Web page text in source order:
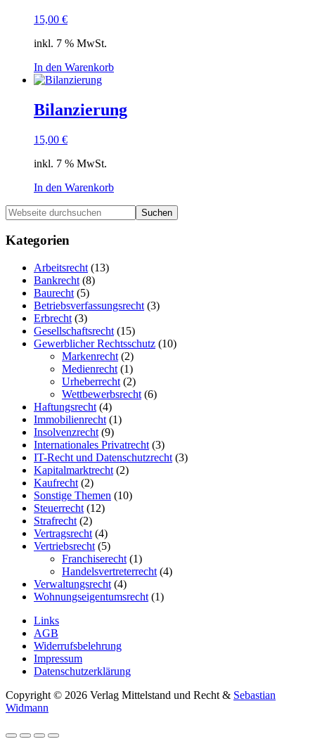
15,00 €
inkl. 7 % MwSt.
In den Warenkorb
Bilanzierung
15,00 €
inkl. 7 % MwSt.
In den Warenkorb
Haupt-
Sidebar
Webseite
durchsuchen
Kategorien
Arbeitsrecht (13)
Bankrecht (8)
Baurecht (5)
Betriebsverfassungsrecht (3)
Erbrecht (3)
Gesellschaftsrecht (15)
Gewerblicher Rechtsschutz (10)
Markenrecht (2)
Medienrecht (1)
Urheberrecht (2)
Wettbewerbsrecht (6)
Haftungsrecht (4)
Immobilienrecht (1)
Insolvenzrecht (9)
Internationales Privatrecht (3)
IT-Recht und Datenschutzrecht (3)
Kapitalmarktrecht (2)
Kaufrecht (2)
Sonstige Themen (10)
Steuerrecht (12)
Strafrecht (2)
Vertragsrecht (4)
Vertriebsrecht (5)
Franchiserecht (1)
Handelsvertreterrecht (4)
Verwaltungsrecht (4)
Wohnungseigentumsrecht (1)
Links
AGB
Widerrufsbelehrung
Impressum
Datenschutzerklärung
Copyright © 2026 Verlag Mittelstand und Recht & Sebastian
Widmann